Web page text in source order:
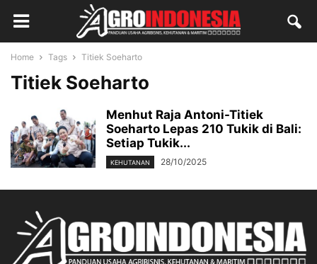
Home Tags Titiek Soeharto
Titiek Soeharto
Menhut Raja Antoni-Titiek
Soeharto Lepas 210 Tukik di Bali:
Setiap Tukik...
KEHUTANAN 28/10/2025